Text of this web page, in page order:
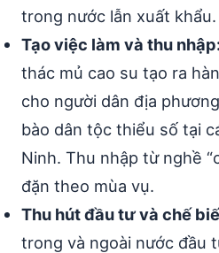
trong nước lẫn xuất khẩu.
Tạo việc làm và thu
thác mủ cao su tạo ra
cho người dân địa
bào dân tộc thiểu số tại
Ninh. Thu nhập từ nghề
đặn theo mùa vụ.
Thu hút đầu tư và chế
trong và ngoài nước đầu